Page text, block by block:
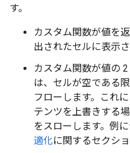
す。
カスタム関数が値を
出されたセルに表示さ
カスタム関数が値の
は、セルが空である
フローします。これ
テンツを上書きする
をスローします。例
適化に関するセクシ